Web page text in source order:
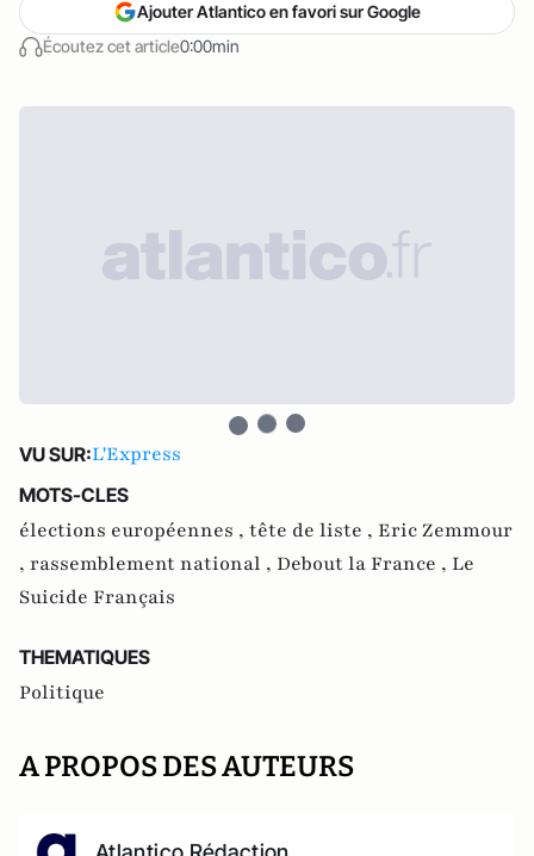
Écoutez cet article0:00min
Ajouter Atlantico en favori sur Google
VU SUR:L'Express
MOTS-CLES
élections européennes , tête de liste , Eric Zemmour
, rassemblement national , Debout la France , Le
Suicide Français
THEMATIQUES
Politique
A PROPOS DES AUTEURS